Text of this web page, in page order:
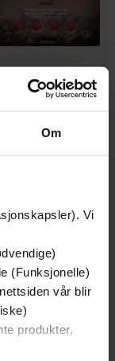
Om
Vi
(Funksjonelle)
vår blir
produkter,
169,-
Dødevaskeren
Sara Omar